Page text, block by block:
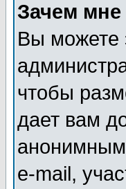
Зачем мне
Вы можете
чтобы
дает вам
анонимным
e-mail,